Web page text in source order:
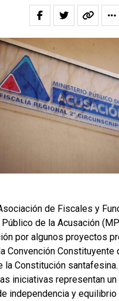
de Fiscales y
de la Acusación
por algunos proyectos
Convención Constituyente
la Constitución
iniciativas representan
independencia y